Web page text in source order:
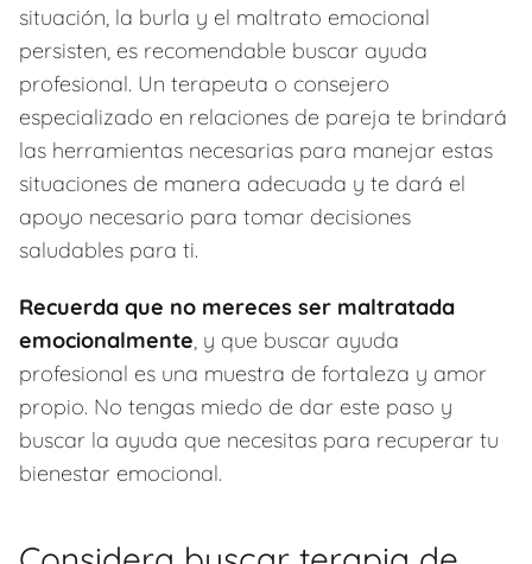
situación, la burla y el maltrato emocional
persisten, es recomendable buscar ayuda
profesional. Un terapeuta o consejero
especializado en relaciones de pareja te brindará
las herramientas necesarias para manejar estas
situaciones de manera adecuada y te dará el
apoyo necesario para tomar decisiones
saludables para ti.
Recuerda que no mereces ser maltratada
emocionalmente, y que buscar ayuda
profesional es una muestra de fortaleza y amor
propio. No tengas miedo de dar este paso y
buscar la ayuda que necesitas para recuperar tu
bienestar emocional.